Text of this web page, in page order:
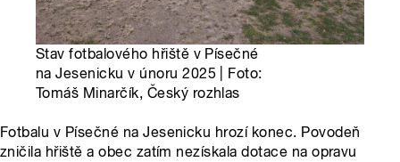
Stav fotbalového hřiště v Písečné
na Jesenicku v únoru 2025 | Foto:
Tomáš Minarčík, Český rozhlas
Fotbalu v Písečné na Jesenicku hrozí konec. Povodeň
zničila hřiště a obec zatím nezískala dotace na opravu